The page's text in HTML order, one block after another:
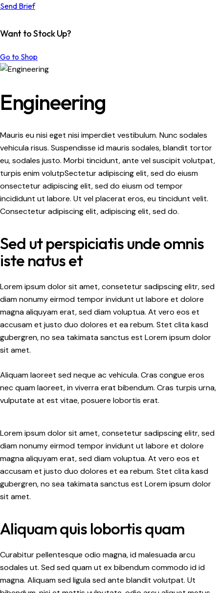
Send Brief
Want to Stock Up?
Go to Shop
Engineering
Mauris eu nisi eget nisi imperdiet vestibulum. Nunc sodales
vehicula risus. Suspendisse id mauris sodales, blandit tortor
eu, sodales justo. Morbi tincidunt, ante vel suscipit volutpat,
turpis enim volutpSectetur adipiscing elit, sed do eiusm
onsectetur adipiscing elit, sed do eiusm od tempor
incididunt ut labore. Ut vel placerat eros, eu tincidunt velit.
Consectetur adipiscing elit, adipiscing elit, sed do.
Sed ut perspiciatis unde omnis
iste natus et
Lorem ipsum dolor sit amet, consetetur sadipscing elitr, sed
diam nonumy eirmod tempor invidunt ut labore et dolore
magna aliquyam erat, sed diam voluptua. At vero eos et
accusam et justo duo dolores et ea rebum. Stet clita kasd
gubergren, no sea takimata sanctus est Lorem ipsum dolor
sit amet.
Aliquam laoreet sed neque ac vehicula. Cras congue eros
nec quam laoreet, in viverra erat bibendum. Cras turpis urna,
vulputate at est vitae, posuere lobortis erat.
Lorem ipsum dolor sit amet, consetetur sadipscing elitr, sed
diam nonumy eirmod tempor invidunt ut labore et dolore
magna aliquyam erat, sed diam voluptua. At vero eos et
accusam et justo duo dolores et ea rebum. Stet clita kasd
gubergren, no sea takimata sanctus est Lorem ipsum dolor
sit amet.
Aliquam quis lobortis quam
Curabitur pellentesque odio magna, id malesuada arcu
sodales ut. Sed sed quam ut ex bibendum commodo id id
magna. Aliquam sed ligula sed ante blandit volutpat. Ut